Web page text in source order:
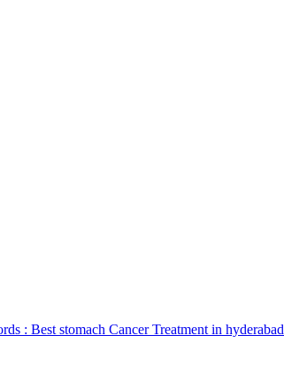
: Best stomach Cancer Treatment in hyderabad